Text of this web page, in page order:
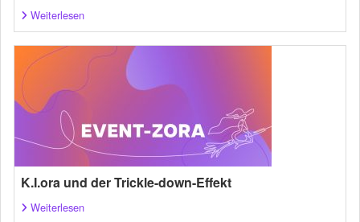
Weiterlesen
K.I.ora und der Trickle-down-Effekt
Weiterlesen